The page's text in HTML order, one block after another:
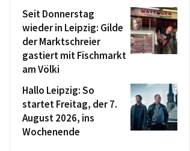
Seit Donnerstag
wieder in Leipzig: Gilde
der Marktschreier
gastiert mit Fischmarkt
am Völki
Hallo Leipzig: So
startet Freitag, der 7.
August 2026, ins
Wochenende